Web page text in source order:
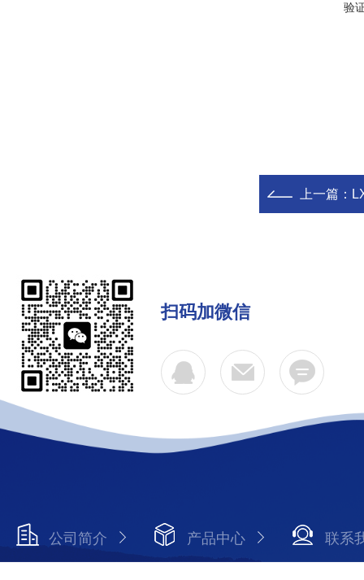
验
上一篇：
扫码加微信
公司简介 产品中心 联系